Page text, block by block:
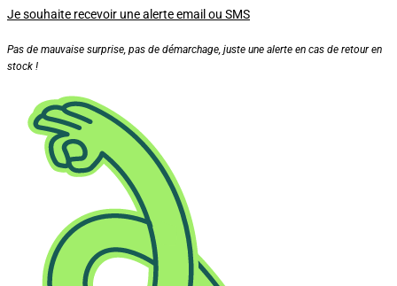
Je souhaite recevoir une alerte email ou SMS
Pas de mauvaise surprise, pas de démarchage, juste une alerte en cas de retour en
stock !